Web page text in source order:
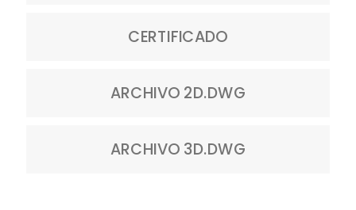
CERTIFICADO
ARCHIVO 2D.DWG
ARCHIVO 3D.DWG